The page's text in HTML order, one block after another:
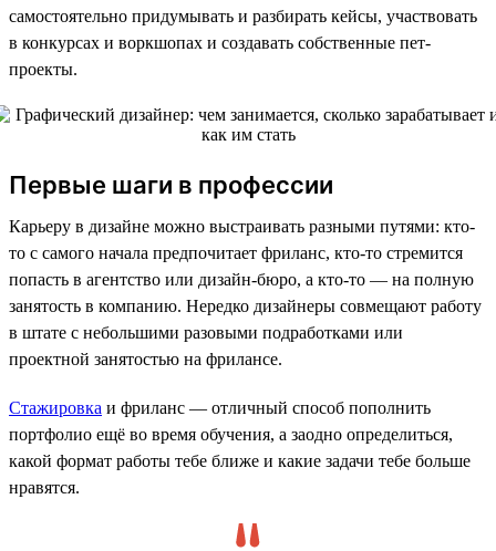
самостоятельно придумывать и разбирать кейсы, участвовать
в конкурсах и воркшопах и создавать собственные пет-
проекты.
Первые шаги в профессии
Карьеру в дизайне можно выстраивать разными путями: кто-
то с самого начала предпочитает фриланс, кто-то стремится
попасть в агентство или дизайн-бюро, а кто-то — на полную
занятость в компанию. Нередко дизайнеры совмещают работу
в штате с небольшими разовыми подработками или
проектной занятостью на фрилансе.
Стажировка и фриланс — отличный способ пополнить
портфолио ещё во время обучения, а заодно определиться,
какой формат работы тебе ближе и какие задачи тебе больше
нравятся.